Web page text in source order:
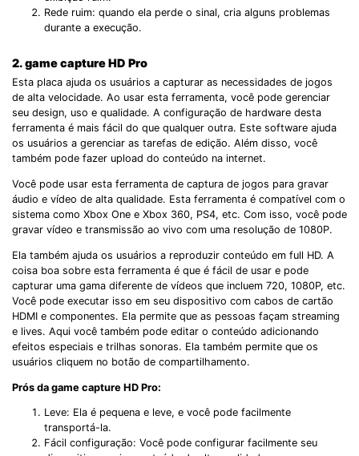
Rede ruim: quando ela perde o sinal, cria alguns problemas
durante a execução.
2.game capture HD Pro
Esta placa ajuda os usuários a capturar as necessidades de jogos
de alta velocidade. Ao usar esta ferramenta, você pode gerenciar
seu design, uso e qualidade. A configuração de hardware desta
ferramenta é mais fácil do que qualquer outra. Este software ajuda
os usuários a gerenciar as tarefas de edição. Além disso, você
também pode fazer upload do conteúdo na internet.
Você pode usar esta ferramenta de captura de jogos para gravar
áudio e vídeo de alta qualidade. Esta ferramenta é compatível com o
sistema como Xbox One e Xbox 360, PS4, etc. Com isso, você pode
gravar vídeo e transmissão ao vivo com uma resolução de 1080P.
Ela também ajuda os usuários a reproduzir conteúdo em full HD. A
coisa boa sobre esta ferramenta é que é fácil de usar e pode
capturar uma gama diferente de vídeos que incluem 720, 1080P, etc.
Você pode executar isso em seu dispositivo com cabos de cartão
HDMI e componentes. Ela permite que as pessoas façam streaming
e lives. Aqui você também pode editar o conteúdo adicionando
efeitos especiais e trilhas sonoras. Ela também permite que os
usuários cliquem no botão de compartilhamento.
Prós da game capture HD Pro:
Leve: Ela é pequena e leve, e você pode facilmente
transportá-la.
Fácil configuração: Você pode configurar facilmente seu